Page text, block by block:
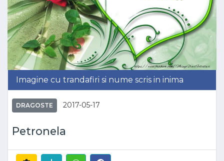
Imagine cu trandafiri si nume scris in inima
DRAGOSTE 2017-05-17
Petronela